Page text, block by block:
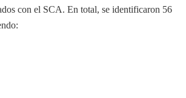
con el SCA. En total, se identificaron 56